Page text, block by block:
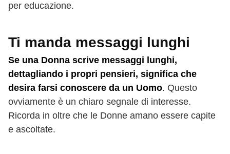
per educazione.
Ti manda messaggi lunghi
Se una Donna scrive messaggi lunghi,
dettagliando i propri pensieri, significa che
desira farsi conoscere da un Uomo. Questo
ovviamente è un chiaro segnale di interesse.
Ricorda in oltre che le Donne amano essere capite
e ascoltate.